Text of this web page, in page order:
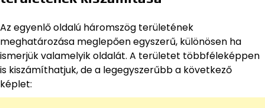
Az egyenlő oldalú háromszög területének
meghatározása meglepően egyszerű, különösen ha
ismerjük valamelyik oldalát. A területet többféleképpen
is kiszámíthatjuk, de a legegyszerűbb a következő
képlet: